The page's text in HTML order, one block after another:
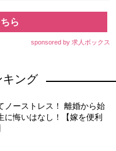
ら
sponsored by 求人ボックス
キング
ノーストレス！ 離婚から始
に悔いはなし！【嫁を便利